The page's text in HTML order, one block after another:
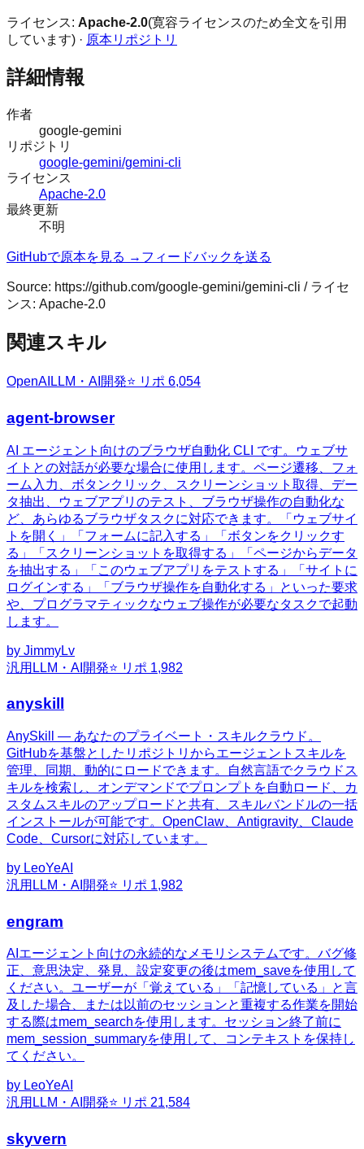
ライセンス: Apache-2.0(寛容ライセンスのため全文を引用
しています) · 原本リポジトリ
詳細情報
作者
google-gemini
リポジトリ
google-gemini/gemini-cli
ライセンス
Apache-2.0
最終更新
不明
GitHubで原本を見る → フィードバックを送る
Source: https://github.com/google-gemini/gemini-cli / ライセ
ンス: Apache-2.0
関連スキル
OpenAI LLM・AI開発⭐ リポ 6,054
agent-browser
AI エージェント向けのブラウザ自動化 CLI です。ウェブサ
イトとの対話が必要な場合に使用します。ページ遷移、フォ
ーム入力、ボタンクリック、スクリーンショット取得、デー
タ抽出、ウェブアプリのテスト、ブラウザ操作の自動化な
ど、あらゆるブラウザタスクに対応できます。「ウェブサイ
トを開く」「フォームに記入する」「ボタンをクリックす
る」「スクリーンショットを取得する」「ページからデータ
を抽出する」「このウェブアプリをテストする」「サイトに
ログインする」「ブラウザ操作を自動化する」といった要求
や、プログラマティックなウェブ操作が必要なタスクで起動
します。
by JimmyLv
汎用 LLM・AI開発⭐ リポ 1,982
anyskill
AnySkill — あなたのプライベート・スキルクラウド。
GitHubを基盤としたリポジトリからエージェントスキルを
管理、同期、動的にロードできます。自然言語でクラウドス
キルを検索し、オンデマンドでプロンプトを自動ロード、カ
スタムスキルのアップロードと共有、スキルバンドルの一括
インストールが可能です。OpenClaw、Antigravity、Claude
Code、Cursorに対応しています。
by LeoYeAI
汎用 LLM・AI開発⭐ リポ 1,982
engram
AIエージェント向けの永続的なメモリシステムです。バグ修
正、意思決定、発見、設定変更の後はmem_saveを使用して
ください。ユーザーが「覚えている」「記憶している」と言
及した場合、または以前のセッションと重複する作業を開始
する際はmem_searchを使用します。セッション終了前に
mem_session_summaryを使用して、コンテキストを保持し
てください。
by LeoYeAI
汎用 LLM・AI開発⭐ リポ 21,584
skyvern